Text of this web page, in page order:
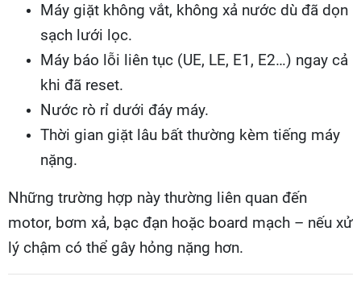
Máy giặt không vắt, không xả nước dù đã dọn
sạch lưới lọc.
Máy báo lỗi liên tục (UE, LE, E1, E2…) ngay cả
khi đã reset.
Nước rò rỉ dưới đáy máy.
Thời gian giặt lâu bất thường kèm tiếng máy
nặng.
Những trường hợp này thường liên quan đến
motor, bơm xả, bạc đạn hoặc board mạch – nếu xử
lý chậm có thể gây hỏng nặng hơn.